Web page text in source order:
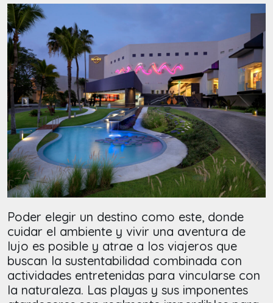
Poder elegir un destino como este, donde
cuidar el ambiente y vivir una aventura de
lujo es posible y atrae a los viajeros que
buscan la sustentabilidad combinada con
actividades entretenidas para vincularse con
la naturaleza. Las playas y sus imponentes